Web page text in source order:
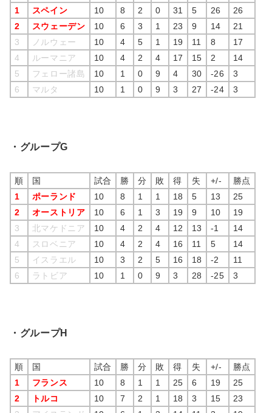
1
スペイン 10 8 2 0 31 5 26
26
2
スウェーデン 10 6 3 1 23 9 14
21
3
ノルウェー 10 4 5 1 19 11 8
17
4
ルーマニア 10 4 2 4 17 15 2
14
5
フェロー諸島 10 1 0 9 4 30 -26
3
6
マルタ 10 1 0 9 3 27 -24 3
・グループG
順 国 試合 勝 分 敗 得 失 +/-
勝点
1
ポーランド 10 8 1 1 18 5 13
25
2
オーストリア 10 6 1 3 19 9 10
19
3
北マケドニア 10 4 2 4 12 13 -1
14
4
スロベニア 10 4 2 4 16 11 5
14
5
イスラエル 10 3 2 5 16 18 -2
11
6
ラトビア 10 1 0 9 3 28 -25 3
・グループH
順 国 試合 勝 分 敗 得 失 +/-
勝点
1
フランス 10 8 1 1 25 6 19
25
2
トルコ 10 7 2 1 18 3 15
23